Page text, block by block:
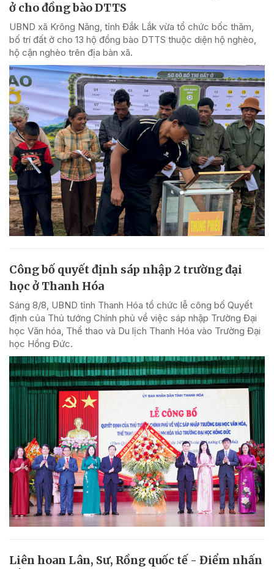
ở cho đồng bào DTTS
UBND xã Krông Năng, tỉnh Đắk Lắk vừa tổ chức bốc thăm,
bố trí đất ở cho 13 hộ đồng bào DTTS thuộc diện hộ nghèo,
hộ cận nghèo trên địa bàn xã.
Công bố quyết định sáp nhập 2 trường đại
học ở Thanh Hóa
Sáng 8/8, UBND tỉnh Thanh Hóa tổ chức lễ công bố Quyết
định của Thủ tướng Chính phủ về việc sáp nhập Trường Đại
học Văn hóa, Thể thao và Du lịch Thanh Hóa vào Trường Đại
học Hồng Đức.
Liên hoan Lân, Sư, Rồng quốc tế - Điểm nhấn